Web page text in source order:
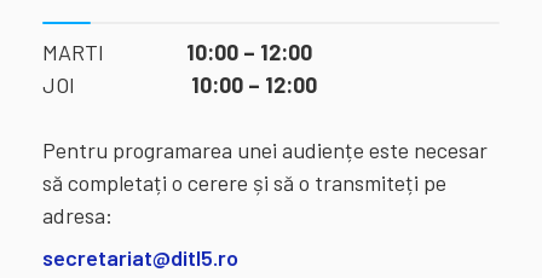
MARTI 10:00 – 12:00
JOI 10:00 – 12:00
Pentru programarea unei audiențe este necesar
să completați o cerere și să o transmiteți pe
adresa:
secretariat@ditl5.ro